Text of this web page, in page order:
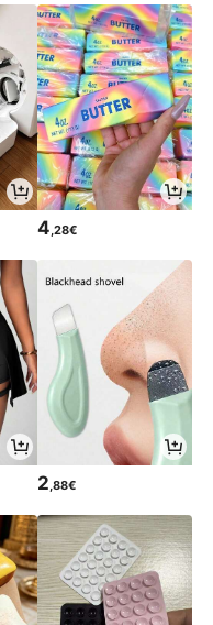
4,28€
2,88€